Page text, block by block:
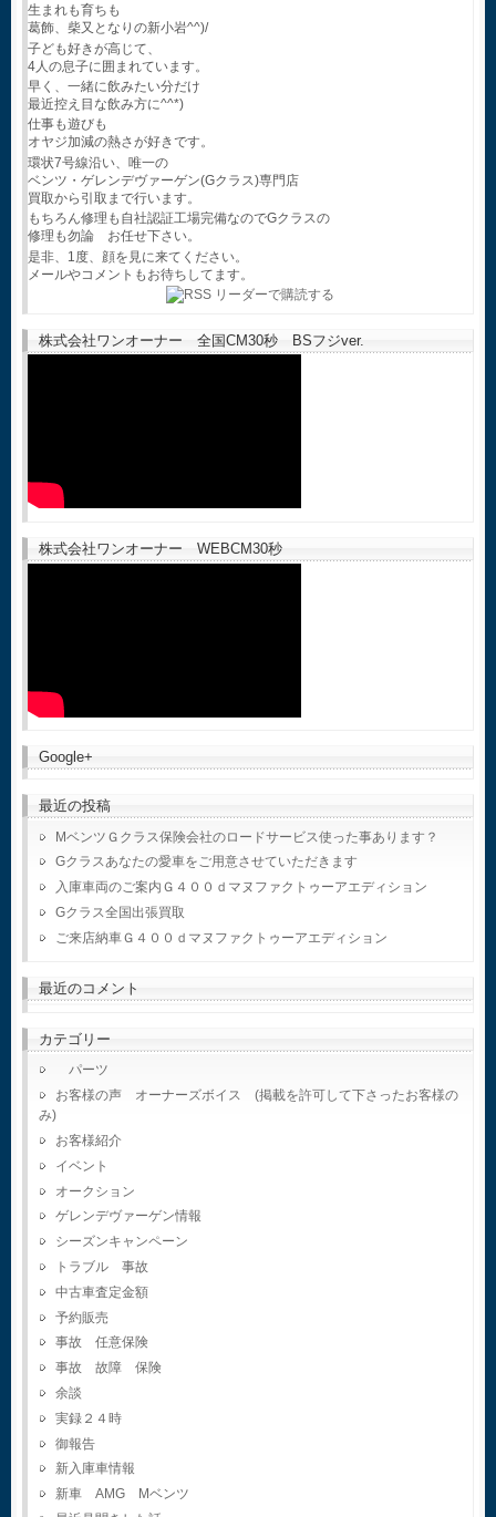
生まれも育ちも
葛飾、柴又となりの新小岩^^)/
子ども好きが高じて、
4人の息子に囲まれています。
早く、一緒に飲みたい分だけ
最近控え目な飲み方に^^*)
仕事も遊びも
オヤジ加減の熱さが好きです。
環状7号線沿い、唯一の
ベンツ・ゲレンデヴァーゲン(Gクラス)専門店
買取から引取まで行います。
もちろん修理も自社認証工場完備なのでGクラスの
修理も勿論 お任せ下さい。
是非、1度、顔を見に来てください。
メールやコメントもお待ちしてます。
株式会社ワンオーナー 全国CM30秒 BSフジver.
株式会社ワンオーナー WEBCM30秒
Google+
最近の投稿
MベンツＧクラス保険会社のロードサービス使った事あります？
Gクラスあなたの愛車をご用意させていただきます
入庫車両のご案内Ｇ４００ｄマヌファクトゥーアエディション
Gクラス全国出張買取
ご来店納車Ｇ４００ｄマヌファクトゥーアエディション
最近のコメント
カテゴリー
パーツ
お客様の声 オーナーズボイス (掲載を許可して下さったお客様の
み)
お客様紹介
イベント
オークション
ゲレンデヴァーゲン情報
シーズンキャンペーン
トラブル 事故
中古車査定金額
予約販売
事故 任意保険
事故 故障 保険
余談
実録２４時
御報告
新入庫車情報
新車 AMG Mベンツ